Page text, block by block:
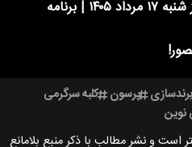
جدول قطعی برق البرز و کرج روز شنبه ۱۷ مرداد ۱۴۰۵ | برنامه
پرسون کلبه سرگرمی
است و نشر مطالب با ذکر منبع بلامانع